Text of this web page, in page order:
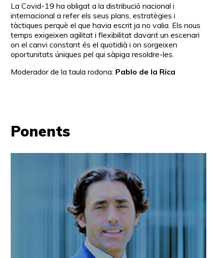
La Covid-19 ha obligat a la distribució nacional i
internacional a refer els seus plans, estratègies i
tàctiques perquè el que havia escrit ja no valia. Els nous
temps exigeixen agilitat i flexibilitat davant un escenari
on el canvi constant és el quotidià i on sorgeixen
oportunitats úniques pel qui sàpiga resoldre-les.
Moderador de la taula rodona: Pablo de la Rica
Ponents